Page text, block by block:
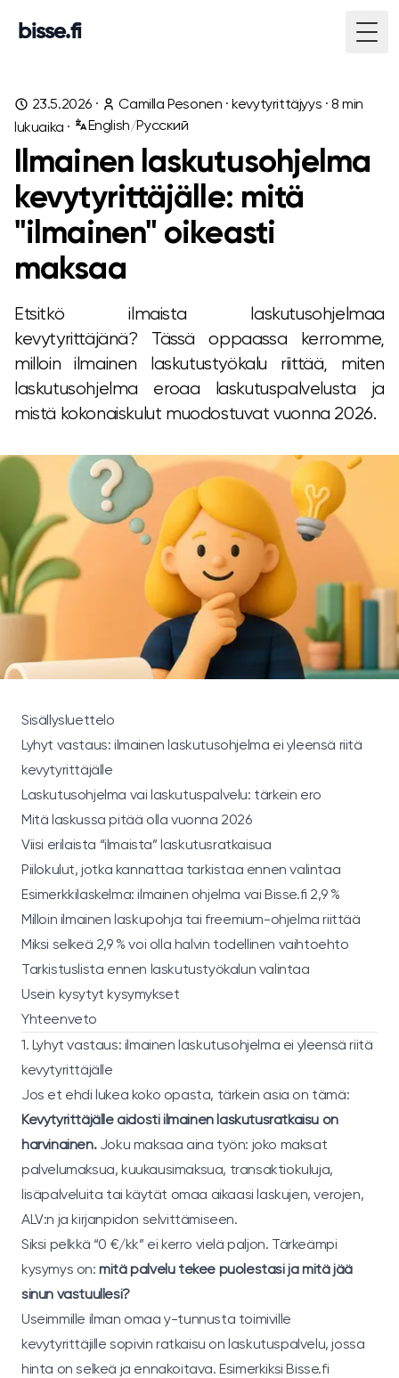
bisse.fi
23.5.2026 · Camilla Pesonen ·kevytyrittäjyys · 8 min
lukuaika ·
English/Русский
Ilmainen laskutusohjelma
kevytyrittäjälle: mitä
"ilmainen" oikeasti
maksaa
Etsitkö ilmaista laskutusohjelmaa
kevytyrittäjänä? Tässä oppaassa kerromme,
milloin ilmainen laskutustyökalu riittää, miten
laskutusohjelma eroaa laskutuspalvelusta ja
mistä kokonaiskulut muodostuvat vuonna 2026.
Sisällysluettelo
Lyhyt vastaus: ilmainen laskutusohjelma ei yleensä riitä
kevytyrittäjälle
Laskutusohjelma vai laskutuspalvelu: tärkein ero
Mitä laskussa pitää olla vuonna 2026
Viisi erilaista “ilmaista” laskutusratkaisua
Piilokulut, jotka kannattaa tarkistaa ennen valintaa
Esimerkkilaskelma: ilmainen ohjelma vai Bisse.fi 2,9 %
Milloin ilmainen laskupohja tai freemium-ohjelma riittää
Miksi selkeä 2,9 % voi olla halvin todellinen vaihtoehto
Tarkistuslista ennen laskutustyökalun valintaa
Usein kysytyt kysymykset
Yhteenveto
1. Lyhyt vastaus: ilmainen laskutusohjelma ei yleensä riitä
kevytyrittäjälle
Jos et ehdi lukea koko opasta, tärkein asia on tämä:
Kevytyrittäjälle aidosti ilmainen laskutusratkaisu on
harvinainen.Joku maksaa aina työn: joko maksat
palvelumaksua, kuukausimaksua, transaktiokuluja,
lisäpalveluita tai käytät omaa aikaasi laskujen, verojen,
ALV:n ja kirjanpidon selvittämiseen.
Siksi pelkkä “0 €/kk” ei kerro vielä paljon. Tärkeämpi
kysymys on:mitä palvelu tekee puolestasi ja mitä jää
sinun vastuullesi?
Useimmille ilman omaa y-tunnusta toimiville
kevytyrittäjille sopivin ratkaisu on laskutuspalvelu, jossa
hinta on selkeä ja ennakoitava. EsimerkiksiBisse.fi